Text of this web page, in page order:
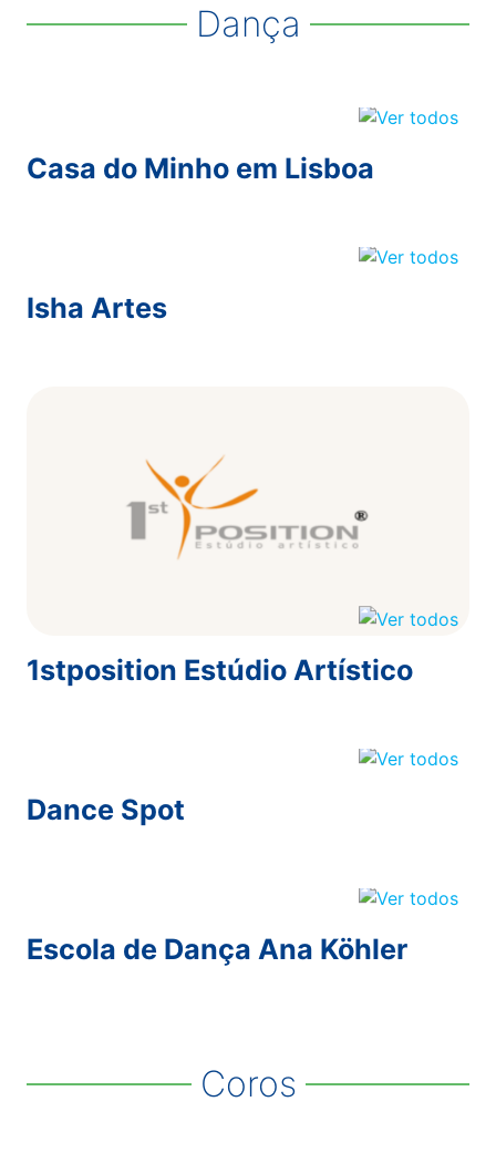
Dança
Casa do Minho em Lisboa
Isha Artes
1stposition Estúdio Artístico
Dance Spot
Escola de Dança Ana Köhler
Coros